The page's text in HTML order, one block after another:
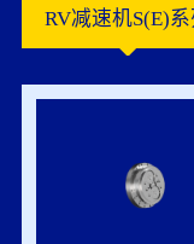
RV减速机S(E)系